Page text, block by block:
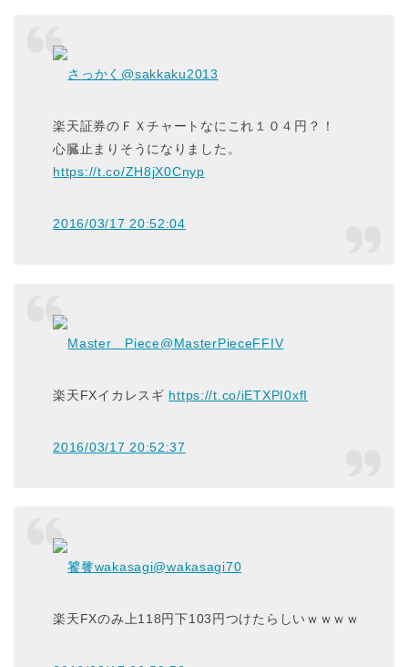
さっかく @sakkaku2013
楽天証券のＦＸチャートなにこれ１０４円？！
心臓止まりそうになりました。
https://t.co/ZH8jX0Cnyp
2016/03/17 20:52:04
Master Piece@MasterPieceFFIV
楽天FXイカレスギ https://t.co/iETXPI0xfI
2016/03/17 20:52:37
饕餮wakasagi@wakasagi70
楽天FXのみ上118円下103円つけたらしいｗｗｗｗ